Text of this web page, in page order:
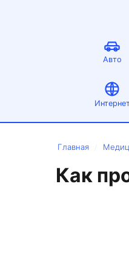
Авто
Главная
Как